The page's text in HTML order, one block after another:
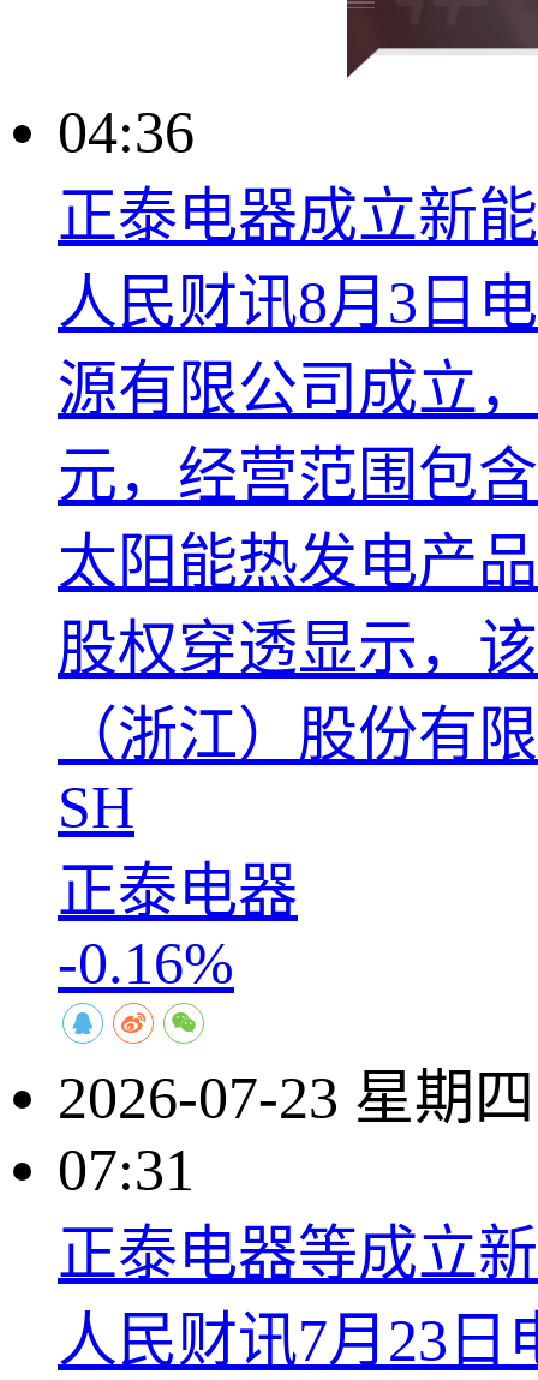
04:36
正泰电器成立新
人民财讯8月3日
源有限公司成立
元，经营范围包
太阳能热发电产
股权穿透显示，
（浙江）股份有
SH
正泰电器
-0.16%
2026-07-23 星期四
07:31
正泰电器等成立
人民财讯7月23